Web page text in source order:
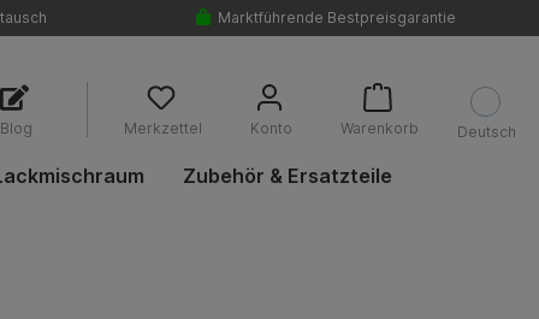
Marktführende Bestpreisgarantie
Blog Merkzettel Konto Warenkorb Deutsch
Zubehör & Ersatzteile